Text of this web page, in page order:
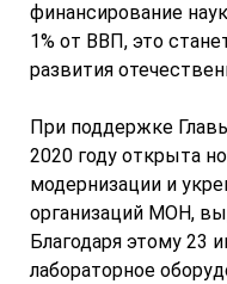
финансирование
1% от ВВП, это
развития
При поддержке
2020 году открыта
модернизации и
организаций МОН,
Благодаря этому 23
лабораторное